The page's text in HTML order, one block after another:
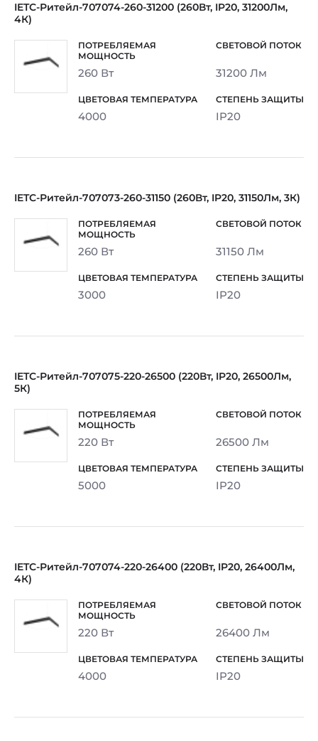
IETC-Ритейл-707074-260-31200 (260Вт, IP20, 31200Лм,
4К)
260 Вт 31200 Лм
4000 IP20
IETC-Ритейл-707073-260-31150 (260Вт, IP20, 31150Лм, 3К)
260 Вт 31150 Лм
3000 IP20
IETC-Ритейл-707075-220-26500 (220Вт, IP20, 26500Лм,
5К)
220 Вт 26500 Лм
5000 IP20
IETC-Ритейл-707074-220-26400 (220Вт, IP20, 26400Лм,
4К)
220 Вт 26400 Лм
4000 IP20